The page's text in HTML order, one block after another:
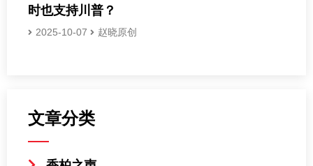
时也支持川普？
2025-10-07 赵晓原创
文章分类